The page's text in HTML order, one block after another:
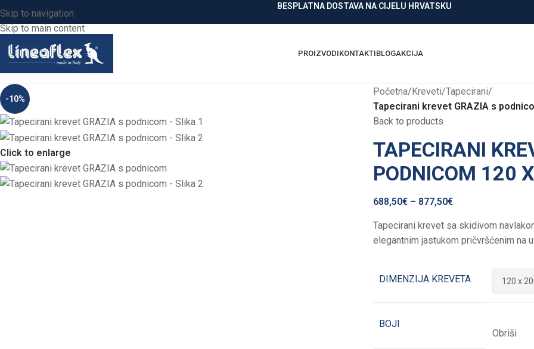
Skip to navigation
Skip to main content
BESPLATNA DOSTAVA NA CIJELU HRVATSKU
PROIZVODIKONTAKTIBLOGAKCIJA
-10%
Click to enlarge
Početna/Kreveti/Tapecirani/
Tapecirani krevet GRAZIA s
Back to products
TAPECIRANI
PODNICOM 120
688,50€ – 877,50€
Tapecirani krevet sa skidivom
elegantnim jastukom pričvršćenim na
DIMENZIJA KREVETA
BOJI
Obriši